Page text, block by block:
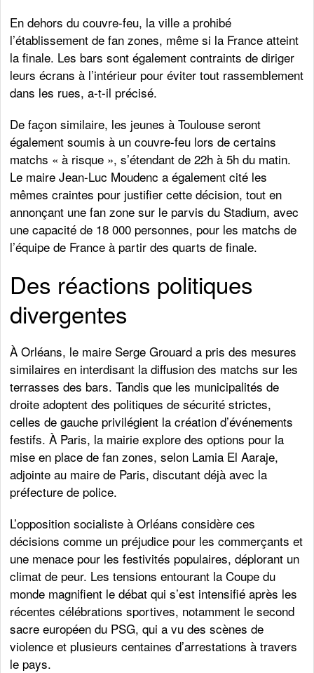
En dehors du couvre-feu, la ville a prohibé
l’établissement de fan zones, même si la France atteint
la finale. Les bars sont également contraints de diriger
leurs écrans à l’intérieur pour éviter tout rassemblement
dans les rues, a-t-il précisé.
De façon similaire, les jeunes à Toulouse seront
également soumis à un couvre-feu lors de certains
matchs « à risque », s’étendant de 22h à 5h du matin.
Le maire Jean-Luc Moudenc a également cité les
mêmes craintes pour justifier cette décision, tout en
annonçant une fan zone sur le parvis du Stadium, avec
une capacité de 18 000 personnes, pour les matchs de
l’équipe de France à partir des quarts de finale.
Des réactions politiques
divergentes
À Orléans, le maire Serge Grouard a pris des mesures
similaires en interdisant la diffusion des matchs sur les
terrasses des bars. Tandis que les municipalités de
droite adoptent des politiques de sécurité strictes,
celles de gauche privilégient la création d’événements
festifs. À Paris, la mairie explore des options pour la
mise en place de fan zones, selon Lamia El Aaraje,
adjointe au maire de Paris, discutant déjà avec la
préfecture de police.
L’opposition socialiste à Orléans considère ces
décisions comme un préjudice pour les commerçants et
une menace pour les festivités populaires, déplorant un
climat de peur. Les tensions entourant la Coupe du
monde magnifient le débat qui s’est intensifié après les
récentes célébrations sportives, notamment le second
sacre européen du PSG, qui a vu des scènes de
violence et plusieurs centaines d’arrestations à travers
le pays.